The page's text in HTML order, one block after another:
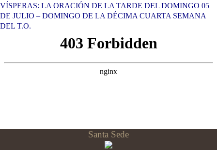
VÍSPERAS: LA ORACIÓN DE LA TARDE DEL DOMINGO 05
DE JULIO – DOMINGO DE LA DÉCIMA CUARTA SEMANA
DEL T.O.
Santa Sede